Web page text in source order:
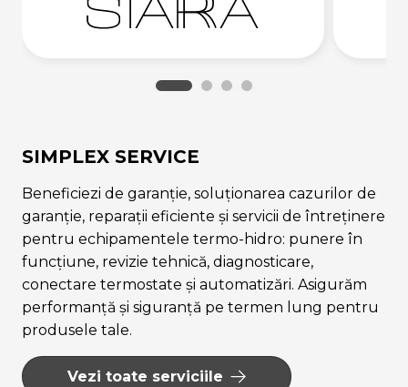
SIMPLEX SERVICE
Beneficiezi de garanție, soluționarea cazurilor de
garanție, reparații eficiente și servicii de întreținere
pentru echipamentele termo-hidro: punere în
funcțiune, revizie tehnică, diagnosticare,
conectare termostate și automatizări. Asigurăm
performanță și siguranță pe termen lung pentru
produsele tale.
Vezi toate serviciile